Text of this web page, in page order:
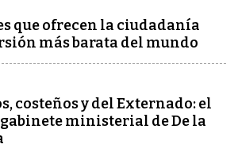
que ofrecen la ciudadanía
más barata del mundo
costeños y del Externado: el
ministerial de De la